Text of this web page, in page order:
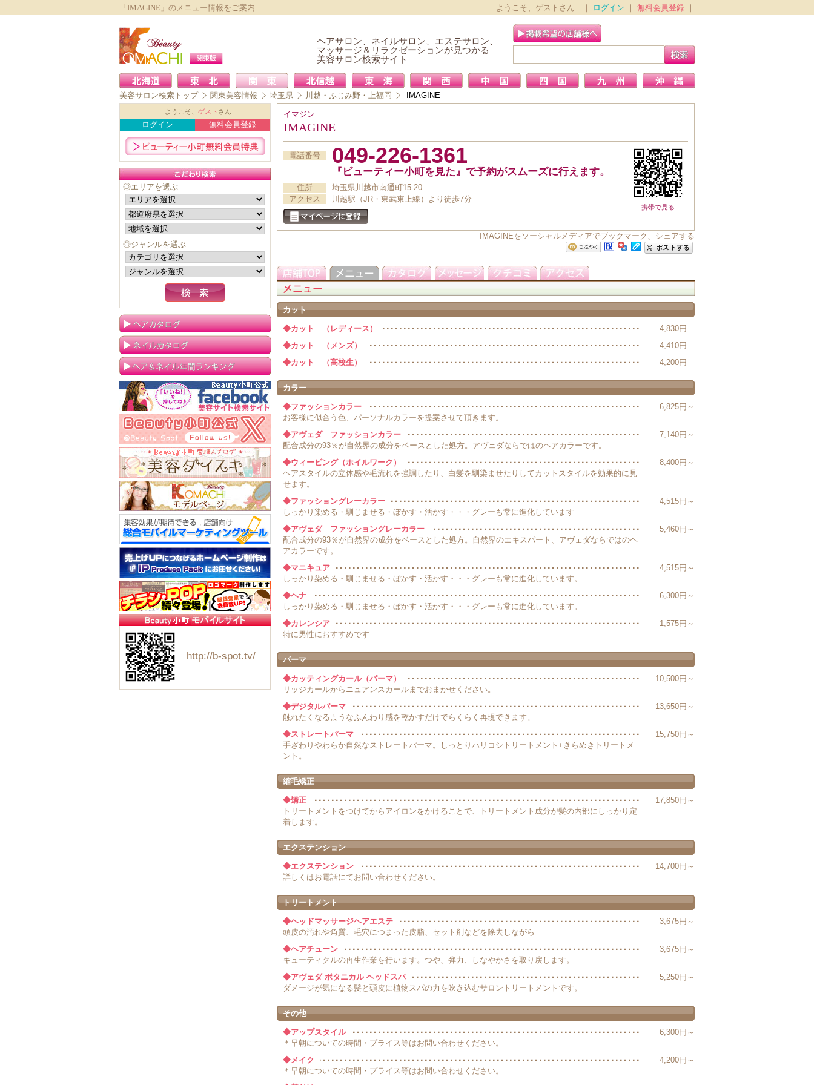
「IMAGINE」のメニュー情報をご案内 ようこそ、ゲストさん ｜ ログイン 無料会員登録
ヘアサロン、ネイルサロン、エステサロン、
マッサージ＆リラクゼーションが見つかる
美容サロン検索サイト
美容サロン検索トップ 関東美容情報 埼玉県 川越・ふじみ野・上福岡 IMAGINE
イマジン
IMAGINE
携帯で見る
電話番号 049-226-1361
『ビューティー小町を見た』で予約がスムーズに行えます。
住所
埼玉県川越市南通町15-20
アクセス
川越駅（JR・東武東上線）より徒歩7分
IMAGINEをソーシャルメディアでブックマーク、シェアする
カット
◆カット （レディース）
4,830円
◆カット （メンズ）
4,410円
◆カット （高校生）
4,200円
カラー
◆ファッションカラー
お客様に似合う色、パーソナルカラーを提案させて頂きます。
6,825円～
◆アヴェダ ファッションカラー
配合成分の93％が自然界の成分をベースとした処方。アヴェダならではのヘアカラーです。
7,140円～
◆ウィービング（ホイルワーク）
ヘアスタイルの立体感や毛流れを強調したり、白髪を馴染ませたりしてカットスタイルを効果的に見
せます。
8,400円～
◆ファッショングレーカラー
しっかり染める・馴じませる・ぼかす・活かす・・・グレーも常に進化しています
4,515円～
◆アヴェダ ファッショングレーカラー
配合成分の93％が自然界の成分をベースとした処方。自然界のエキスパート、アヴェダならではのヘ
アカラーです。
5,460円～
◆マニキュア
しっかり染める・馴じませる・ぼかす・活かす・・・グレーも常に進化しています。
4,515円～
◆ヘナ
しっかり染める・馴じませる・ぼかす・活かす・・・グレーも常に進化しています。
6,300円～
◆カレンシア
特に男性におすすめです
1,575円～
パーマ
◆カッティングカール（パーマ）
リッジカールからニュアンスカールまでおまかせください。
10,500円～
◆デジタルパーマ
触れたくなるようなふんわり感を乾かすだけでらくらく再現できます。
13,650円～
◆ストレートパーマ
手ざわりやわらか自然なストレートパーマ。しっとりハリコシトリートメント+きらめきトリートメ
ント。
15,750円～
縮毛矯正
◆矯正
トリートメントをつけてからアイロンをかけることで、トリートメント成分が髪の内部にしっかり定
着します。
17,850円～
エクステンション
◆エクステンション
詳しくはお電話にてお問い合わせください。
14,700円～
トリートメント
◆ヘッドマッサージヘアエステ
頭皮の汚れや角質、毛穴につまった皮脂、セット剤などを除去しながら
3,675円～
◆ヘアチューン
キューティクルの再生作業を行います。つや、弾力、しなやかさを取り戻します。
3,675円～
◆アヴェダ ボタニカル ヘッドスパ
ダメージが気になる髪と頭皮に植物スパの力を吹き込むサロントリートメントです。
5,250円～
その他
◆アップスタイル
＊早朝についての時間・プライス等はお問い合わせください。
6,300円～
◆メイク
＊早朝についての時間・プライス等はお問い合わせください。
4,200円～
ようこそ、 ゲスト さん
ログイン 無料会員登録
◎エリアを選ぶ
◎ジャンルを選ぶ
http://b-spot.tv/